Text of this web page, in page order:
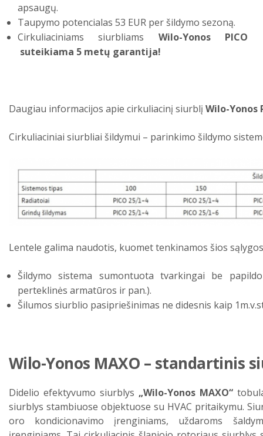
apsaugų.
Taupymo potencialas 53 EUR per šildymo sezoną.
Cirkuliaciniams siurbliams Wilo-Yonos PICO
suteikiama 5 metų garantija!
Daugiau informacijos apie cirkuliacinį siurblį Wilo-Yonos
Cirkuliaciniai siurbliai šildymui – parinkimo šildymo
Lentele galima naudotis, kuomet tenkinamos šios
Šildymo sistema sumontuota tvarkingai be
perteklinės armatūros ir pan.).
Šilumos siurblio pasipriešinimas ne didesnis kaip
Wilo-Yonos MAXO – standartinis
Didelio efektyvumo siurblys „Wilo-Yonos MAXO“
siurblys stambiuose objektuose su HVAC pritaikymu.
oro kondicionavimo įrenginiams, uždaroms